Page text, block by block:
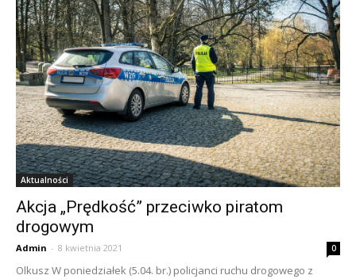
Aktualności
Akcja „Prędkość” przeciwko piratom
drogowym
Admin - 8 kwietnia 2021 0
Olkusz W poniedziałek (5.04. br.) policjanci ruchu drogowego z